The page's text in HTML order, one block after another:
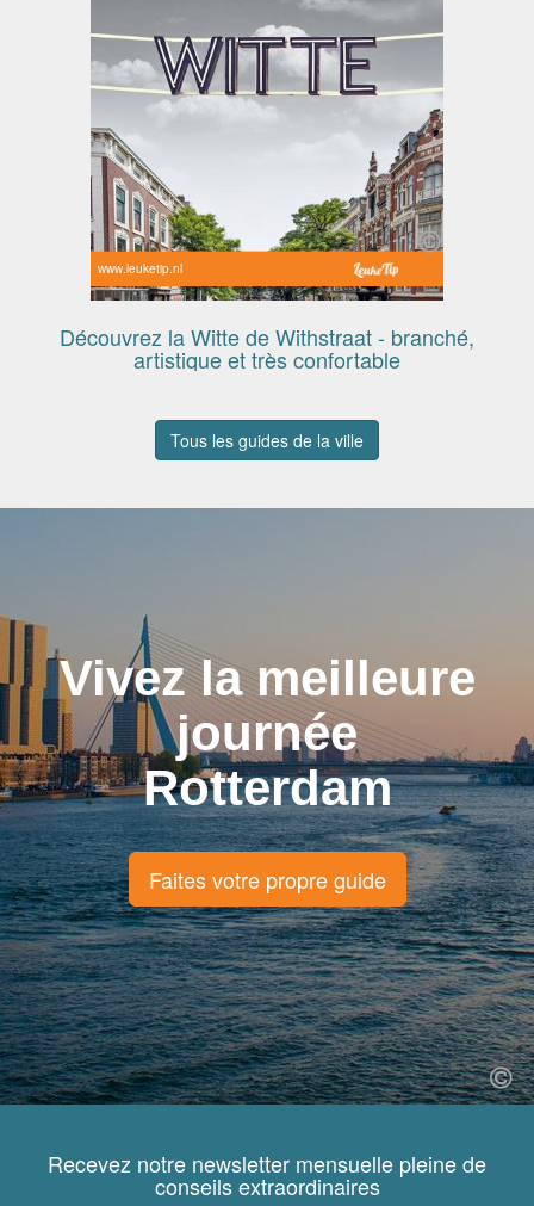
www.leuketip.nl
Découvrez la Witte de Withstraat - branché,
artistique et très confortable
Tous les guides de la ville
Vivez la meilleure
journée
Rotterdam
Faites votre propre guide
Recevez notre newsletter mensuelle pleine de
conseils extraordinaires